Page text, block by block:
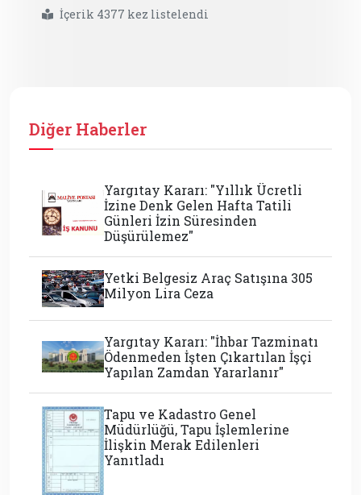
İçerik 4377 kez listelendi
Diğer Haberler
Yargıtay Kararı: "Yıllık Ücretli
İzine Denk Gelen Hafta Tatili
Günleri İzin Süresinden
Düşürülemez"
Yetki Belgesiz Araç Satışına 305
Milyon Lira Ceza
Yargıtay Kararı: "İhbar Tazminatı
Ödenmeden İşten Çıkartılan İşçi
Yapılan Zamdan Yararlanır"
Tapu ve Kadastro Genel
Müdürlüğü, Tapu İşlemlerine
İlişkin Merak Edilenleri
Yanıtladı